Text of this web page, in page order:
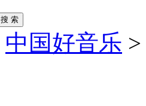
搜 索
中国好音乐